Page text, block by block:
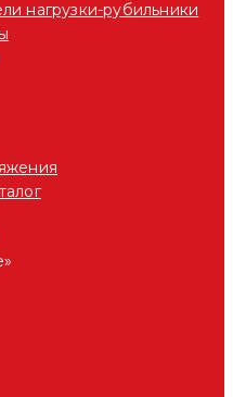
нагрузки-рубильники